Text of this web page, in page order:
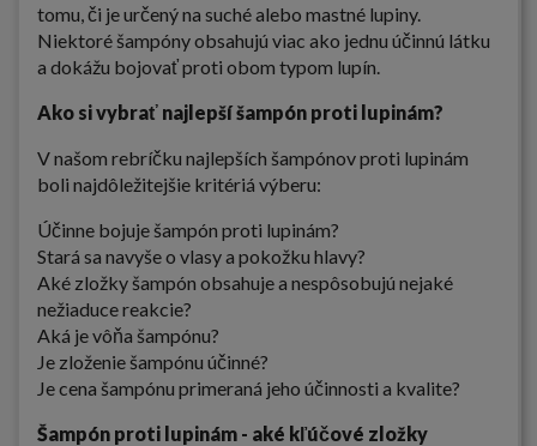
tomu, či je určený na suché alebo mastné lupiny.
Niektoré šampóny obsahujú viac ako jednu účinnú látku
a dokážu bojovať proti obom typom lupín.
Ako si vybrať najlepší šampón proti lupinám?
V našom rebríčku najlepších šampónov proti lupinám
boli najdôležitejšie kritériá výberu:
Účinne bojuje šampón proti lupinám?
Stará sa navyše o vlasy a pokožku hlavy?
Aké zložky šampón obsahuje a nespôsobujú nejaké
nežiaduce reakcie?
Aká je vôňa šampónu?
Je zloženie šampónu účinné?
Je cena šampónu primeraná jeho účinnosti a kvalite?
Šampón proti lupinám - aké kľúčové zložky